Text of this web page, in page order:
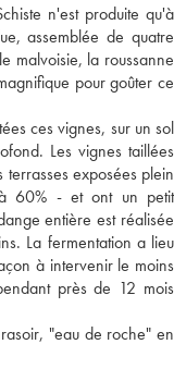
n'est produite qu'à
assemblée de quatre
malvoisie, la roussanne
pour goûter ce
ces vignes, sur un sol
Les vignes taillées
exposées plein
60% - et ont un petit
entière est réalisée
La fermentation a lieu
à intervenir le moins
près de 12 mois
"eau de roche" en